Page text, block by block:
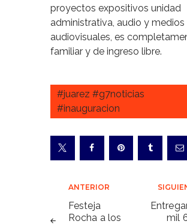
proyectos expositivos unidad
administrativa, audio y medios
audiovisuales, es
familiar y de ingreso libre.
#juarez #g7noticias
#inauguracion
Navegación
de
ANTERIOR
Festeja
Rocha a los
mil